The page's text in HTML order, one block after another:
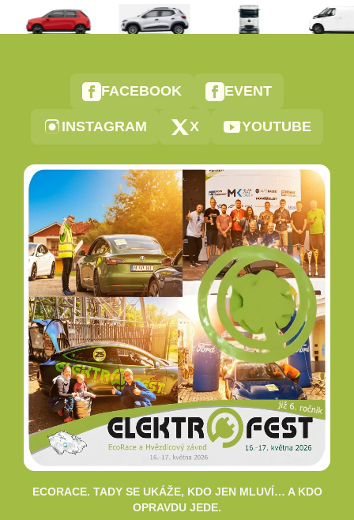
FACEBOOK EVENT
INSTAGRAM X YOUTUBE
ECORACE. TADY SE UKÁŽE, KDO JEN MLUVÍ… A KDO
OPRAVDU JEDE.